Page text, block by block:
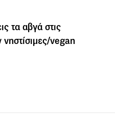
τα αβγά στις
νηστίσιμες/vegan